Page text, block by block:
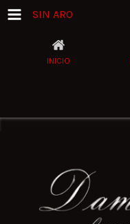
SIN ARO
INICIO